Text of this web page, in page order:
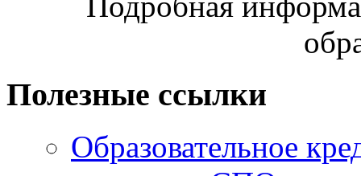
Полезные ссылки
Образовательное